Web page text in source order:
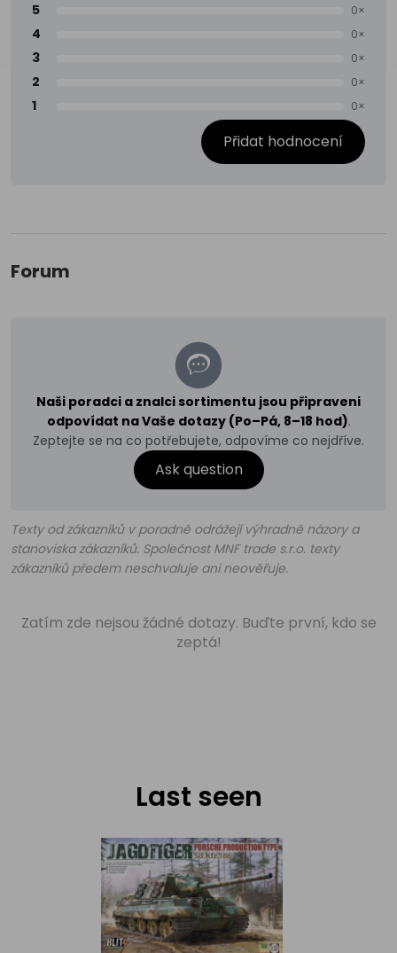
5 0×
4 0×
3 0×
2 0×
1 0×
Přidat hodnocení
Forum
Naši poradci a znalci sortimentu jsou připraveni
odpovídat na Vaše dotazy (Po–Pá, 8–18 hod).
Zeptejte se na co potřebujete, odpovíme co nejdříve.
Ask question
Texty od zákazníků v poradně odrážejí výhradně názory a
stanoviska zákazníků. Společnost MNF trade s.r.o. texty
zákazníků předem neschvaluje ani neověřuje.
Zatím zde nejsou žádné dotazy. Buďte první, kdo se
zeptá!
Last seen